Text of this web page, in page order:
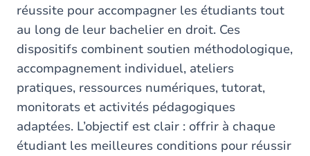
réussite pour accompagner les étudiants tout
au long de leur bachelier en droit. Ces
dispositifs combinent soutien méthodologique,
accompagnement individuel, ateliers
pratiques, ressources numériques, tutorat,
monitorats et activités pédagogiques
adaptées. L’objectif est clair : offrir à chaque
étudiant les meilleures conditions pour réussir